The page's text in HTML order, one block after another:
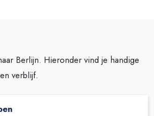
Berlijn. Hieronder vind je handige
verblijf.